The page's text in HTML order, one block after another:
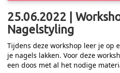
25.06.2022 |
Nagelstyling
Tijdens deze workshop leer je op
je nagels lakken. Voor deze
een doos met al het nodige